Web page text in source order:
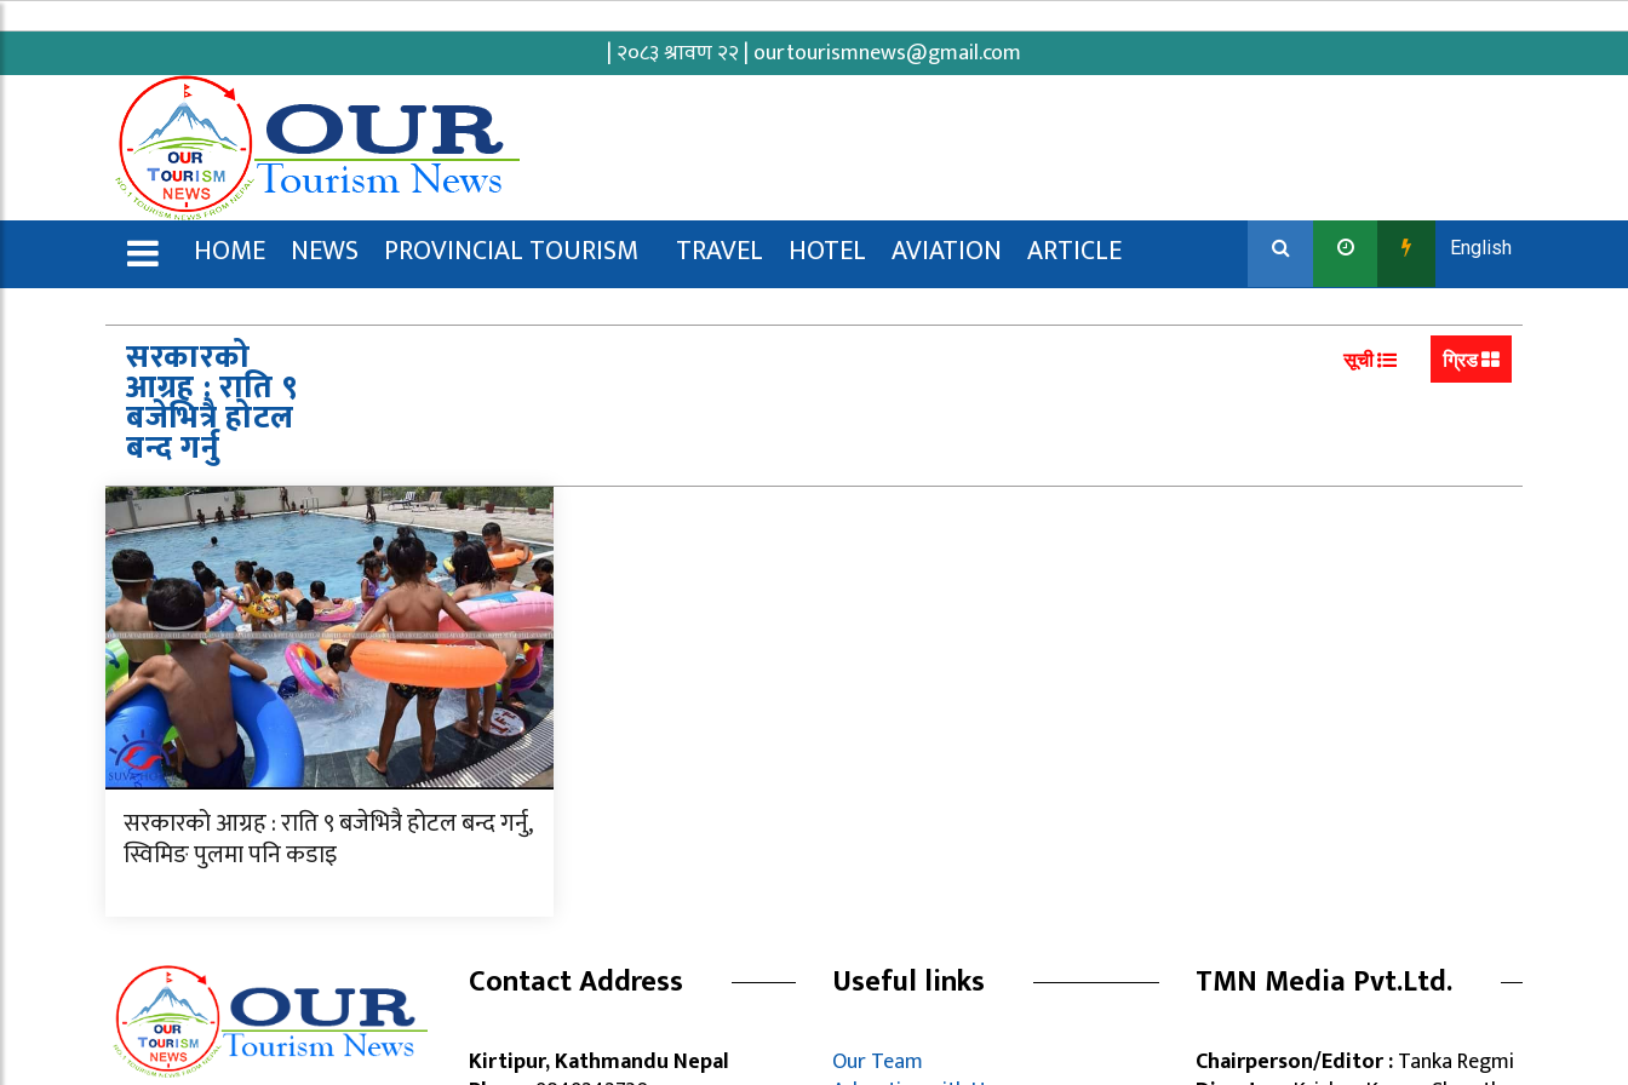
| २०८३ श्रावण २२ | ourtourismnews@gmail.com
HOME NEWS PROVINCIAL TOURISM TRAVEL HOTEL AVIATION
ARTICLE
ENGLISH
English
सरकारको
आग्रह : राति ९
बजेभित्रै होटल
बन्द गर्नु
सूची ग्रिड
सरकारको आग्रह : राति ९ बजेभित्रै होटल बन्द गर्नु,
स्विमिङ पुलमा पनि कडाइ
Contact Address
Kirtipur, Kathmandu Nepal
Useful links
Our Team
TMN Media Pvt.Ltd.
Chairperson/Editor :Tanka Regmi